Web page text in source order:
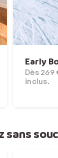
Early
Dès
inclus.
sans